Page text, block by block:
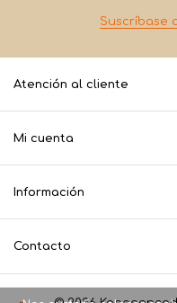
Suscríbase
Atención al cliente
Mi cuenta
Información
Contacto